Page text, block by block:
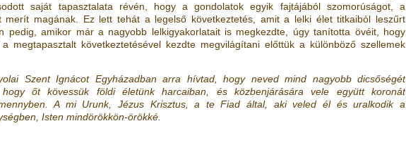
saját tapasztalata révén, hogy a gondolatok egyik fajtájából szomorúságot, a
merít magának. Ez lett tehát a legelső következtetés, amit a lelki élet titkaiból leszűrt
pedig, amikor már a nagyobb lelkigyakorlatait is megkezdte, úgy tanította övéit, hogy
megtapasztalt következtetésével kezdte megvilágítani előttük a különböző szellemek
Szent Ignácot Egyházadban arra hívtad, hogy neved mind nagyobb dicsőségét
őt kövessük földi életünk harcaiban, és közbenjárására vele együtt koronát
A mi Urunk, Jézus Krisztus, a te Fiad által, aki veled él és uralkodik a
Isten mindörökkön-örökké.